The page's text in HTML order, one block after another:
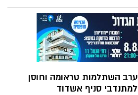
איכותיים לתלמידים העולים לכיתה א’,
הכוללים גם ציוד הנדרש לפתיחת שנת
הלימודים
ערב השתלמות טראומה וחוסן
למתנדבי סניף אשדוד